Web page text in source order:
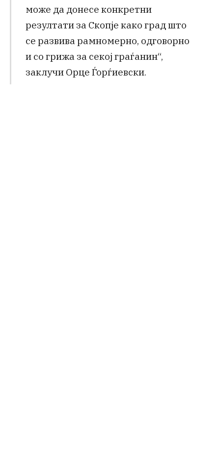
може да донесе конкретни
резултати за Скопје како град што
се развива рамномерно, одговорно
и со грижа за секој граѓанин“,
заклучи Орце Ѓорѓиевски.